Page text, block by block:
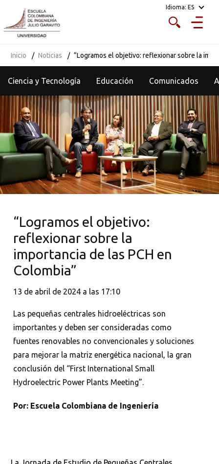
Idioma: ES
Inicio Noticias “Logramos el objetivo: reflexionar sobre la
Ciencia y Tecnología Educación Comunicados
“Logramos el objetivo:
reflexionar sobre la
importancia de las PCH en
Colombia”
13 de abril de 2024 a las 17:10
Las pequeñas centrales hidroeléctricas son
importantes y deben ser consideradas como
fuentes renovables no convencionales y soluciones
para mejorar la matriz energética nacional, la gran
conclusión del “First International Small
Hydroelectric Power Plants Meeting”.
Por: Escuela Colombiana de Ingeniería